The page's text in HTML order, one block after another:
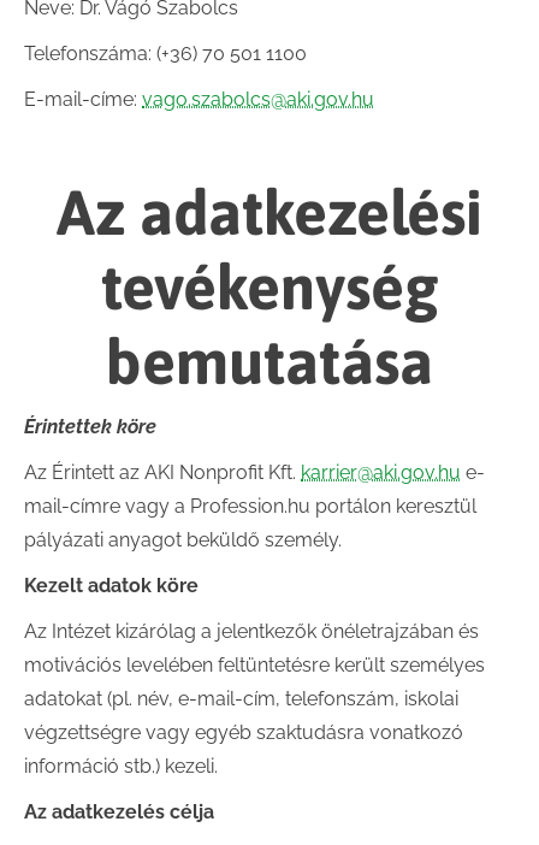
Neve: Dr. Vágó Szabolcs
Telefonszáma: (+36) 70 501 1100
E-mail-címe: vago.szabolcs@aki.gov.hu
Az adatkezelési
tevékenység
bemutatása
Érintettek köre
Az Érintett az AKI Nonprofit Kft. karrier@aki.gov.hu e-
mail-címre vagy a Profession.hu portálon keresztül
pályázati anyagot beküldő személy.
Kezelt adatok köre
Az Intézet kizárólag a jelentkezők önéletrajzában és
motivációs levelében feltüntetésre került személyes
adatokat (pl. név, e-mail-cím, telefonszám, iskolai
végzettségre vagy egyéb szaktudásra vonatkozó
információ stb.) kezeli.
Az adatkezelés célja